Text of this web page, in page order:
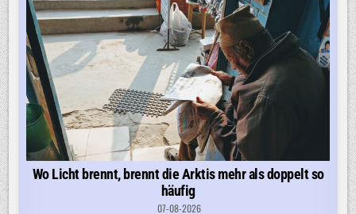
Wo Licht brennt, brennt die Arktis mehr als doppelt so
häufig
07-08-2026